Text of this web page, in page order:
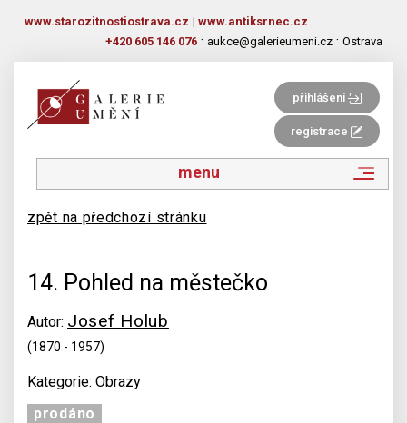
www.starozitnostiostrava.cz | www.antiksrnec.cz
+420 605 146 076 · aukce@galerieumeni.cz · Ostrava
přihlášení
registrace
menu
zpět na předchozí stránku
14. Pohled na městečko
Autor: Josef Holub
(1870 - 1957)
Kategorie: Obrazy
prodáno